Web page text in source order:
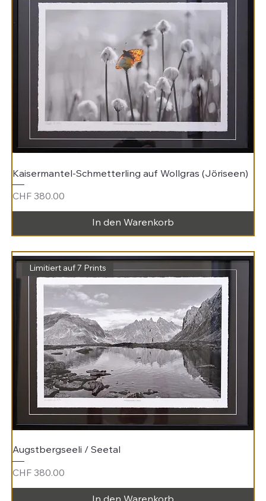
Kaisermantel-Schmetterling auf Wollgras (Jöriseen)
Preis
CHF 380.00
In den Warenkorb
Limitiert auf 7 Prints
Augstbergseeli / Seetal
Preis
CHF 380.00